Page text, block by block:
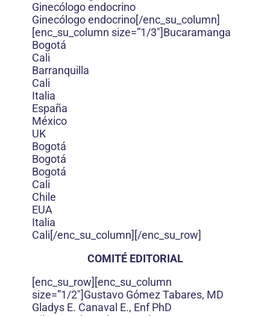
Ginecólogo endocrino
Ginecólogo endocrino[/enc_su_column]
[enc_su_column size=”1/3″]Bucaramanga
Bogotá
Cali
Barranquilla
Cali
Italia
España
México
UK
Bogotá
Bogotá
Bogotá
Cali
Chile
EUA
Italia
Cali[/enc_su_column][/enc_su_row]
COMITÉ EDITORIAL
[enc_su_row][enc_su_column
size=”1/2″]Gustavo Gómez Tabares, MD
Gladys E. Canaval E., Enf PhD